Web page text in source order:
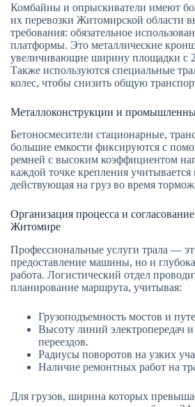
Комбайны и опрыскиватели имеют
их перевозки Житомирской области
требования: обязательное
платформы. Это металлические
увеличивающие ширину площадки с
Также используются специальные
колес, чтобы снизить общую
Металлоконструкции и
Бетоносмесители стационарные,
большие емкости фиксируются с
ремней с высоким коэффициентом
каждой точке крепления
действующая на груз во время
Организация процесса и
Житомире
Профессиональные услуги трала —
предоставление машины, но и
работа. Логистический отдел
планирование маршрута, учитывая:
Грузоподъемность мостов и
Высоту линий электропередач
переездов.
Радиусы поворотов на узких
Наличие ремонтных работ на
Для грузов, ширина которых